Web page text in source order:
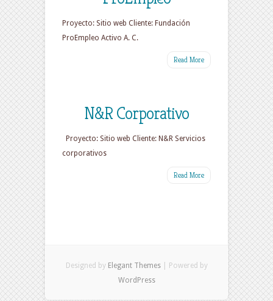
Proyecto: Sitio web Cliente: Fundación
ProEmpleo Activo A. C.
Read More
N&R Corporativo
Proyecto: Sitio web Cliente: N&R Servicios
corporativos
Read More
Designed by Elegant Themes| Powered by
WordPress